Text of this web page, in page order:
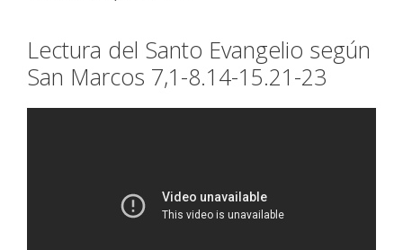
Lectura del Santo Evangelio según
San Marcos 7,1-8.14-15.21-23